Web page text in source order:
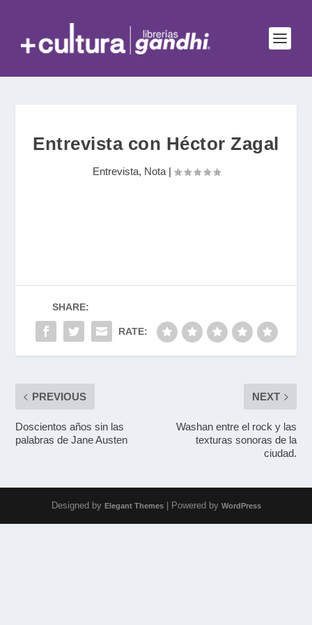
Entrevista con Héctor Zagal
Entrevista, Nota|
SHARE:
RATE:
PREVIOUS
Doscientos años sin las
palabras de Jane Austen
NEXT
Washan entre el rock y las
texturas sonoras de la
ciudad.
Designed by Elegant Themes| Powered by WordPress